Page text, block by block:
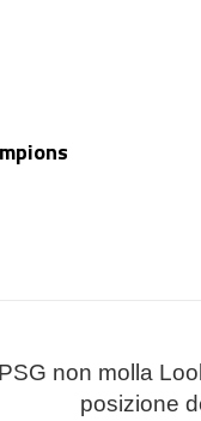
non molla
posizione